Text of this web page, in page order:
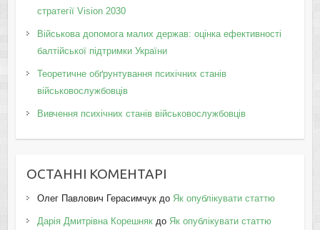
стратегії Vision 2030
Військова допомога малих держав: оцінка ефективності
балтійської підтримки України
Теоретичне обґрунтування психічних станів
військовослужбовців
Вивчення психічних станів військовослужбовців
ОСТАННІ КОМЕНТАРІ
Олег Павлович Герасимчукдо Як опублікувати статтю
Дарія Дмитрівна Корешнякдо Як опублікувати статтю